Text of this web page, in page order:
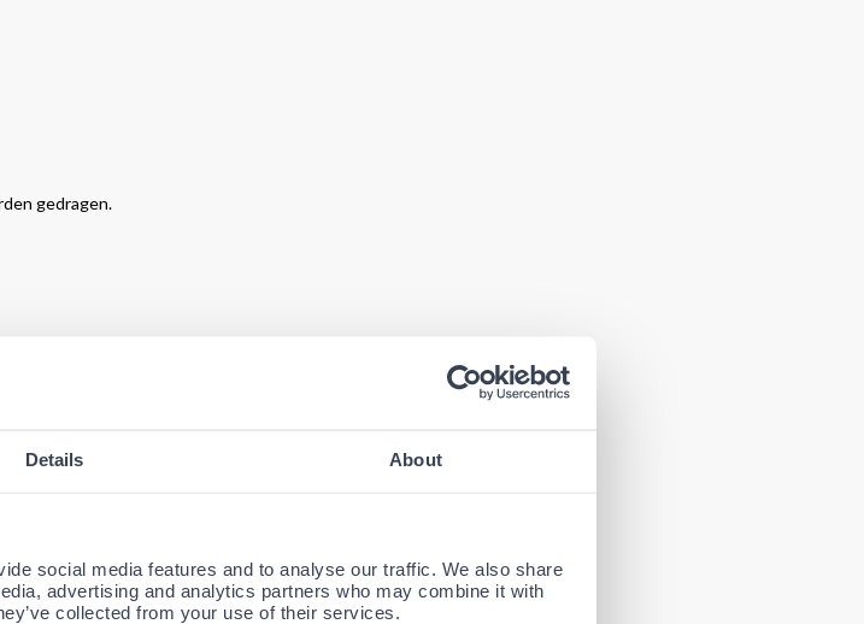
Details About
social media features and to analyse our traffic. We also share
advertising and analytics partners who may combine it with
collected from your use of their services.
gedragen.
kwaliteitsschuim, waardoor de SO Nekkraag
comfortabel zit. Door de verbeterde katoenen
waardoor de
/ Nekbrace wordt dan ook al jaren met
nekaandoeningen, waarbij de nekkraag ook